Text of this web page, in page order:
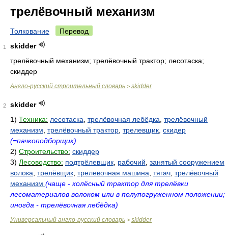
трелёвочный механизм
Толкование Перевод
1
skidder
трелёвочный механизм; трелёвочный трактор; лесотаска;
скиддер
Англо-русский строительный словарь > skidder
2
skidder
1) Техника: лесотаска трелёвочная лебёдка трелёвочный
механизм трелёвочный трактор трелевщик скидер
(=пачкоподборщик)
2) Строительство: скиддер
3) Лесоводство: подтрёлевщик рабочий занятый сооружением
волока трелёвщик трелевочная машина тягач трелёвочный
механизм (чаще - колёсный трактор для трелёвки
лесоматериалов волоком или в полупогруженном положении;
иногда - трелёвочная лебёдка)
Универсальный англо-русский словарь > skidder